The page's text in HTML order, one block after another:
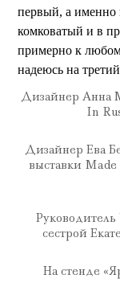
первый, а именно
комковатый и в
примерно к
надеюсь на
Дизайнер Анна
In
Дизайнер Ева
выставки
сестрой
На стенде